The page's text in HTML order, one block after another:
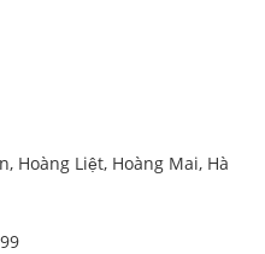
Hoàng Liệt, Hoàng Mai, Hà